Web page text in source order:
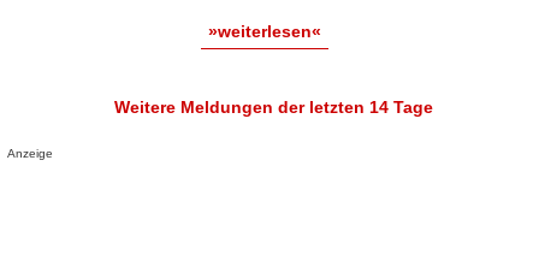
»weiterlesen«
Weitere Meldungen der letzten 14 Tage
Anzeige